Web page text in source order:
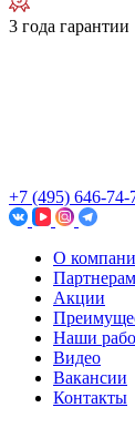
3 года гарантии
+7 (495) 646-74-
О
Партнерам
Акции
Наши
Видео
Вакансии
Контакты